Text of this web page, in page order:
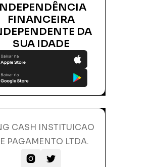
FINANCEIRA
DA
SUA IDADE
CASH INSTITUICAO
PAGAMENTO LTDA.
 